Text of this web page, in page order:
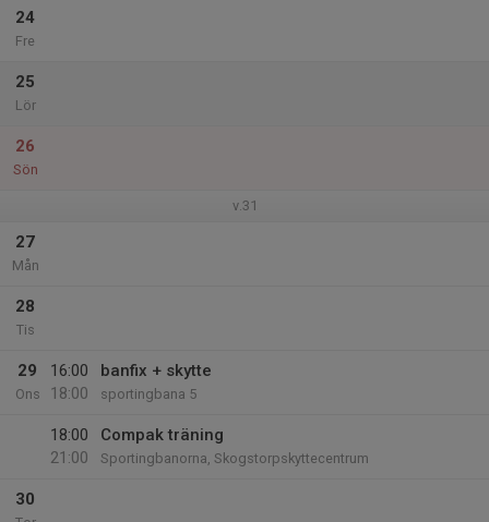
24
Fre
25
Lör
26
Sön
v.31
27
Mån
28
Tis
29
Ons
16:00
18:00
banfix + skytte
sportingbana 5
18:00
21:00
Compak träning
Sportingbanorna, Skogstorpskyttecentrum
30